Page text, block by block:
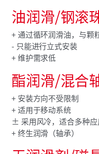
油润滑/钢滚
+ 通过循环润滑油，与颗
- 只能进行立式安装
+ 维护需求低
酯润滑/混合
+ 安装方向不受限制
+ 适用于移动系统
± 采用风冷，适合多种应
+ 终生润滑（轴承）